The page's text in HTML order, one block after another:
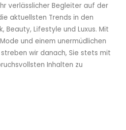
Top
verlässlicher Begleiter auf der
aktuellsten Trends in den
Beauty, Lifestyle und Luxus. Mit
und einem unermüdlichen
wir danach, Sie stets mit
Inhalten zu